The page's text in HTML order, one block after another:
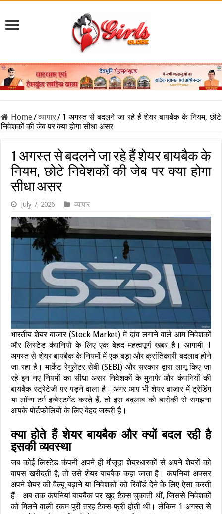
Home/व्यापार/ 1 अगस्त से बदलने जा रहे हैं शेयर बायबैक के नियम, छोटे
निवेशकों की जेब पर क्या होगा सीधा असर
1 अगस्त से बदलने जा रहे हैं शेयर बायबैक के
नियम, छोटे निवेशकों की जेब पर क्या होगा
सीधा असर
July 7, 2026 व्यापार
भारतीय शेयर बाजार (Stock Market) में दांव लगाने वाले आम निवेशकों
और लिस्टेड कंपनियों के लिए एक बेहद महत्वपूर्ण खबर है। आगामी 1
अगस्त से शेयर बायबैक के नियमों में एक बड़ा और क्रांतिकारी बदलाव होने
जा रहा है। मार्केट रेगुलेटर सेबी (SEBI) और सरकार द्वारा लागू किए जा
रहे इन नए नियमों का सीधा असर निवेशकों के मुनाफे और कंपनियों की
बायबैक स्ट्रेटेजी पर पड़ने वाला है। अगर आप भी शेयर बाजार में ट्रेडिंग
या लॉन्ग टर्म इन्वेस्टमेंट करते हैं, तो इस बदलाव को बारीकी से समझना
आपके पोर्टफोलियो के लिए बेहद जरूरी है।
क्या होते हैं शेयर बायबैक और क्यों बदल रही है
इसकी व्यवस्था
जब कोई लिस्टेड कंपनी अपने ही मौजूदा शेयरधारकों से अपने शेयरों को
वापस खरीदती है, तो उसे शेयर बायबैक कहा जाता है। कंपनियां अक्सर
अपने शेयर की वैल्यू बढ़ाने या निवेशकों को रिवॉर्ड देने के लिए ऐसा करती
हैं। अब तक कंपनियां बायबैक पर खुद टैक्स चुकाती थीं, जिससे निवेशकों
को मिलने वाली रकम पूरी तरह टैक्स-फ्री होती थी। लेकिन 1 अगस्त से